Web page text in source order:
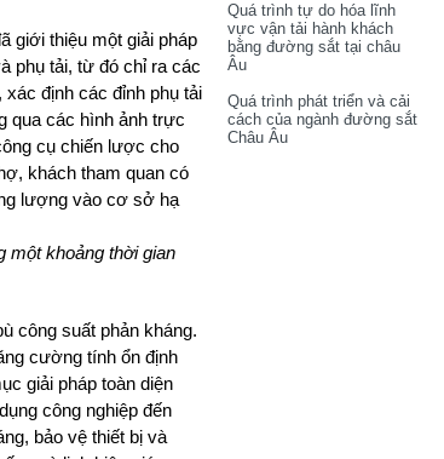
giới thiệu một giải pháp
phụ tải, từ đó chỉ ra các
định các đỉnh phụ tải
qua các hình ảnh trực
cụ chiến lược cho
khách tham quan có
lượng vào cơ sở hạ
một khoảng thời gian
công suất phản kháng.
cường tính ổn định
giải pháp toàn diện
công nghiệp đến
bảo vệ thiết bị và
Quá trình tự do hóa lĩnh
vực vận tải hành khách
bằng đường sắt tại châu
Âu
Quá trình phát triển và cải
cách của ngành đường sắt
Châu Âu